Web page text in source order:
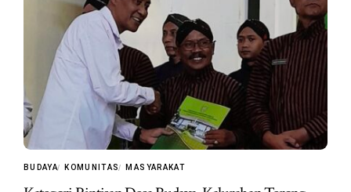
BUDAYA KOMUNITAS MASYARAKAT